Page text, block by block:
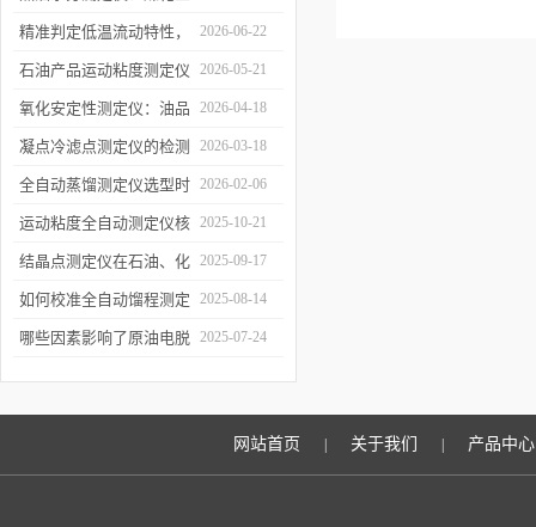
生产提质降耗的检测支撑
精准判定低温流动特性，
凝点倾点测定仪助力油品
质量检测
2026-06-22
石油产品运动粘度测定仪
的技术原理与行业应用
2026-05-21
氧化安定性测定仪：油品
寿命的“时间加速器”
2026-04-18
凝点冷滤点测定仪的检测
误差来源与控制
2026-03-18
全自动蒸馏测定仪选型时
需重点关注哪些参数？
2026-02-06
运动粘度全自动测定仪核
心原理
2025-10-21
结晶点测定仪在石油、化
工、燃料行业中的关键作
用
2025-09-17
如何校准全自动馏程测定
仪以确保数据准确性？
2025-08-14
哪些因素影响了原油电脱 2025-07-24
网站首页 关于我们 产品中心